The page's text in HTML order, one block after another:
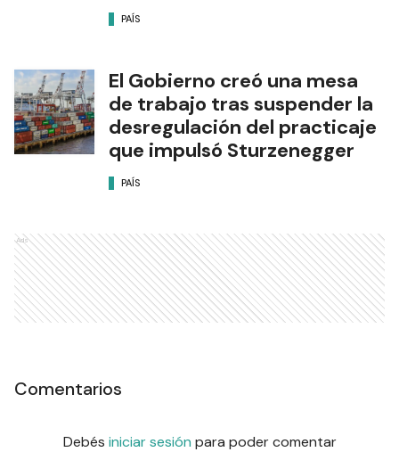
PAÍS
El Gobierno creó una mesa
de trabajo tras suspender la
desregulación del practicaje
que impulsó Sturzenegger
PAÍS
Ads
Comentarios
Debés iniciar sesión para poder comentar